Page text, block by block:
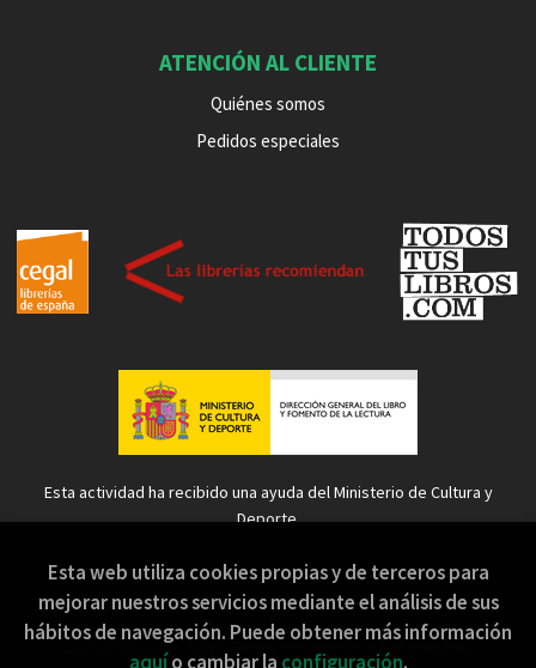
ATENCIÓN AL CLIENTE
Quiénes somos
Pedidos especiales
Esta actividad ha recibido una ayuda del Ministerio de Cultura y
Deporte.
2026 © Sopa de Sapo . Todos los Derechos Reservados |
Esta web utiliza cookies propias y de terceros para
mejorar nuestros servicios mediante el análisis de sus
hábitos de navegación. Puede obtener más información
aquío cambiar la configuración.